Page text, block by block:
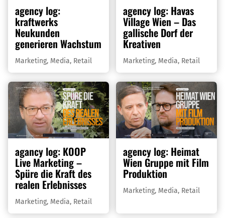
agency log:
kraftwerks
Neukunden
generieren Wachstum
Marketing, Media, Retail
agency log: Havas
Village Wien – Das
gallische Dorf der
Kreativen
Marketing, Media, Retail
agancy log: KOOP
Live Marketing –
Spüre die Kraft des
realen Erlebnisses
Marketing, Media, Retail
agency log: Heimat
Wien Gruppe mit Film
Produktion
Marketing, Media, Retail